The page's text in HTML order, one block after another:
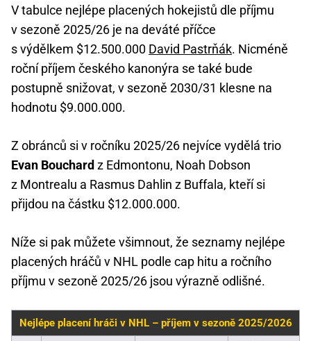
V tabulce nejlépe placených hokejistů dle příjmu
v sezoně 2025/26 je na deváté příčce
s výdělkem $12.500.000 David Pastrňák. Nicméně
roční příjem českého kanonýra se také bude
postupně snižovat, v sezoně 2030/31 klesne na
hodnotu $9.000.000.
Z obránců si v ročníku 2025/26 nejvíce vydělá trio
Evan Bouchardz Edmontonu, Noah Dobson
z Montrealu a Rasmus Dahlin z Buffala, kteří si
přijdou na částku $12.000.000.
Níže si pak můžete všimnout, že seznamy nejlépe
placených hráčů v NHL podle cap hitu a ročního
příjmu v sezoně 2025/26 jsou výrazně odlišné.
Nejlépe placení hráči v NHL – příjem v sezoně 2025/2026